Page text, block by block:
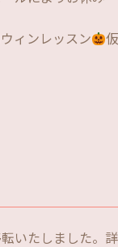
ィンレッスン
いたしました。